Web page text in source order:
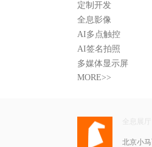
定制开发
全息影像
AI多点触控
AI签名拍照
多媒体显示屏
MORE>>
全息展厅
北京小